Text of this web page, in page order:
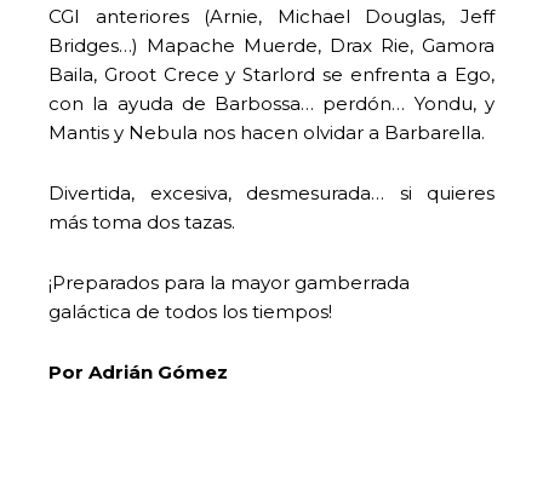
CGI anteriores (Arnie, Michael Douglas, Jeff
Bridges…) Mapache Muerde, Drax Rie, Gamora
Baila, Groot Crece y Starlord se enfrenta a Ego,
con la ayuda de Barbossa… perdón… Yondu, y
Mantis y Nebula nos hacen olvidar a Barbarella.
Divertida, excesiva, desmesurada… si quieres
más toma dos tazas.
¡Preparados para la mayor gamberrada
galáctica de todos los tiempos!
Por Adrián Gómez